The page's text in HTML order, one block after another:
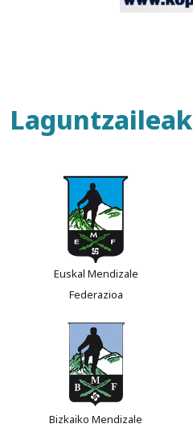
Laguntzaileak
Euskal Mendizale
Federazioa
Bizkaiko Mendizale